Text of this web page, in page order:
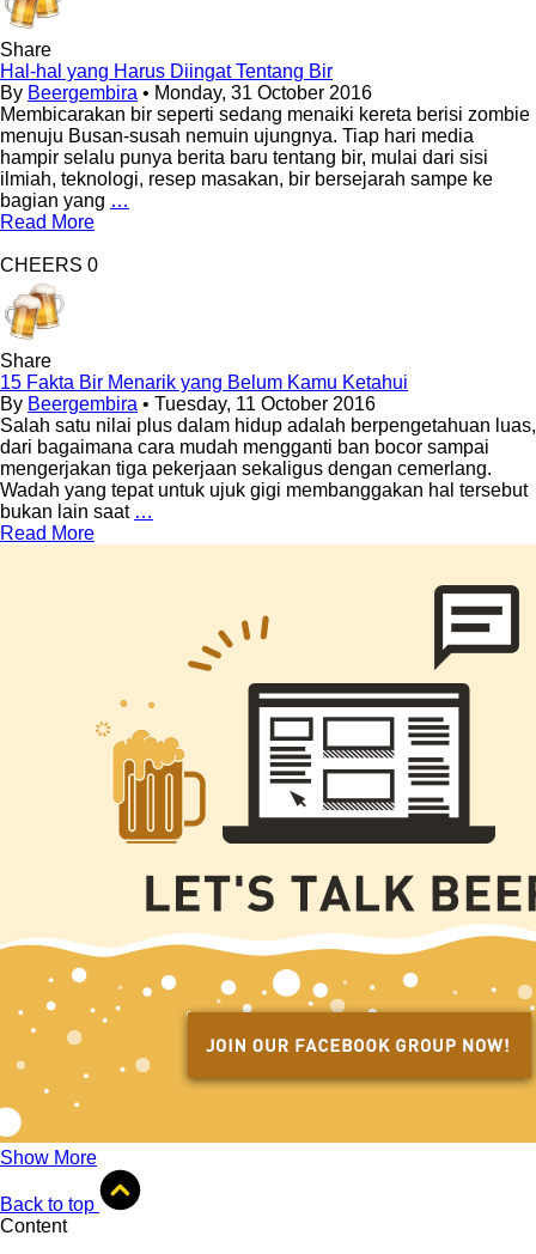
Share
Hal-hal yang Harus Diingat Tentang Bir
By Beergembira • Monday, 31 October 2016
Membicarakan bir seperti sedang menaiki kereta berisi zombie
menuju Busan-susah nemuin ujungnya. Tiap hari media
hampir selalu punya berita baru tentang bir, mulai dari sisi
ilmiah, teknologi, resep masakan, bir bersejarah sampe ke
bagian yang …
Read More
CHEERS 0
Share
15 Fakta Bir Menarik yang Belum Kamu Ketahui
By Beergembira • Tuesday, 11 October 2016
Salah satu nilai plus dalam hidup adalah berpengetahuan luas,
dari bagaimana cara mudah mengganti ban bocor sampai
mengerjakan tiga pekerjaan sekaligus dengan cemerlang.
Wadah yang tepat untuk ujuk gigi membanggakan hal tersebut
bukan lain saat …
Read More
Show More
Back to top
Content